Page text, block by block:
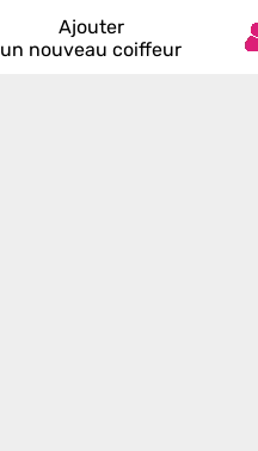
Ajouter
un nouveau coiffeur